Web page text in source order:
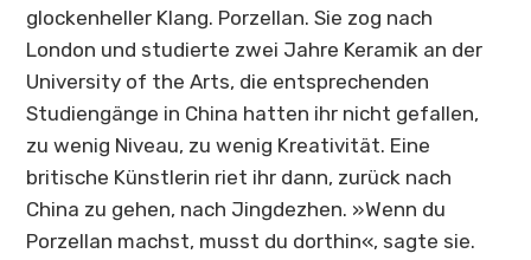
glockenheller Klang. Porzellan. Sie zog nach
London und studierte zwei Jahre Keramik an der
University of the Arts, die entsprechenden
Studiengänge in China hatten ihr nicht gefallen,
zu wenig Niveau, zu wenig Kreativität. Eine
britische Künstlerin riet ihr dann, zurück nach
China zu gehen, nach Jingdezhen. »Wenn du
Porzellan machst, musst du dorthin«, sagte sie.